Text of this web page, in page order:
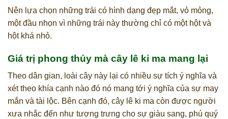
Nên lựa chọn những trái có hình dạng đẹp mắt, vỏ mỏng,
một đầu nhọn vì những trái này thường chỉ có một hột và
hột khá nhỏ.
Giá trị phong thủy mà cây lê ki ma mang lại
Theo dân gian, loài cây này lại có nhiều sự tích ý nghĩa và
xét theo khía cạnh nào đó nó mang tới ý nghĩa của sự may
mắn và tài lộc. Bên cạnh đó, cây lê ki ma còn được người
xưa nhắc đến như tượng trưng cho sự giàu sang, phú quý